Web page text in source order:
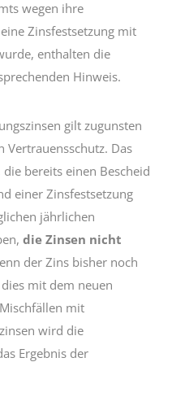
wegen ihre
Zinsfestsetzung mit
enthalten die
Hinweis.
gilt zugunsten
Vertrauensschutz. Das
bereits einen Bescheid
einer Zinsfestsetzung
jährlichen
die Zinsen nicht
der Zins bisher noch
mit dem neuen
mit
wird die
Ergebnis der